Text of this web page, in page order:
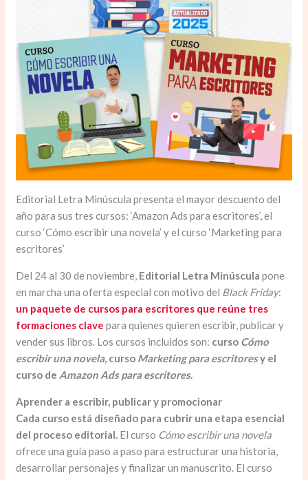
Editorial Letra Minúscula presenta el mayor descuento del
año para sus tres cursos: ‘Amazon Ads para escritores’, el
curso ‘Cómo escribir una novela’ y el curso ‘Marketing para
escritores’
Del 24 al 30 de noviembre, Editorial Letra Minúscula pone
en marcha una oferta especial con motivo del Black Friday:
un paquete de cursos para escritores que reúne tres
formaciones clave para quienes quieren escribir, publicar y
vender sus libros. Los cursos incluidos son: curso Cómo
escribir una novela, curso Marketing para escritoresy el
curso de Amazon Ads para escritores.
Aprender a escribir, publicar y promocionar
Cada curso está diseñado para cubrir una etapa esencial
del proceso editorial. El curso Cómo escribir una novela
ofrece una guía paso a paso para estructurar una historia,
desarrollar personajes y finalizar un manuscrito. El curso